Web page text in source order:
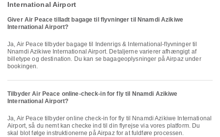
International Airport
Giver Air Peace tilladt bagage til flyvninger til Nnamdi Azikiwe
International Airport?
Ja, Air Peace tilbyder bagage til Indenrigs & International-flyvninger til
Nnamdi Azikiwe International Airport. Detaljerne varierer afhængigt af
billetype og destination. Du kan se bagageoplysninger på Airpaz under
bookingen.
Tilbyder Air Peace online-check-in for fly til Nnamdi Azikiwe
International Airport?
Ja, Air Peace tilbyder online check-in for fly til Nnamdi Azikiwe International
Airport, så du nemt kan checke ind til din flyrejse via vores platform. Du
skal blot følge instruktionerne på Airpaz for at fuldføre processen.